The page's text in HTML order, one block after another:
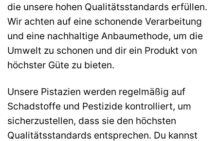
die unsere hohen Qualitätsstandards erfüllen.
Wir achten auf eine schonende Verarbeitung
und eine nachhaltige Anbaumethode, um die
Umwelt zu schonen und dir ein Produkt von
höchster Güte zu bieten.
Unsere Pistazien werden regelmäßig auf
Schadstoffe und Pestizide kontrolliert, um
sicherzustellen, dass sie den höchsten
Qualitätsstandards entsprechen. Du kannst